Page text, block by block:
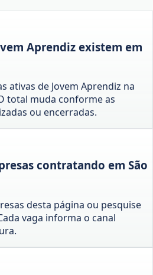
Aprendiz existem em
ativas de Jovem Aprendiz na
total muda conforme as
ou encerradas.
contratando em São
desta página ou pesquise
vaga informa o canal